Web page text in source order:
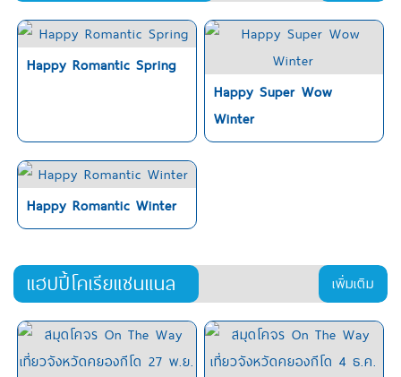
Happy Romantic Spring
Happy Super Wow
Winter
Happy Romantic Winter
แฮปปี้โคเรียแชนแนล เพิ่มเติม